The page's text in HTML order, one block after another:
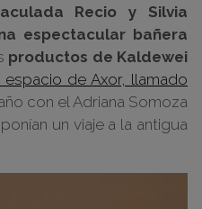
Recio y Silvia
espectacular bañera
productos de Kaldewei
espacio de Axor, llamado
con el Adriana Somoza
un viaje a la antigua